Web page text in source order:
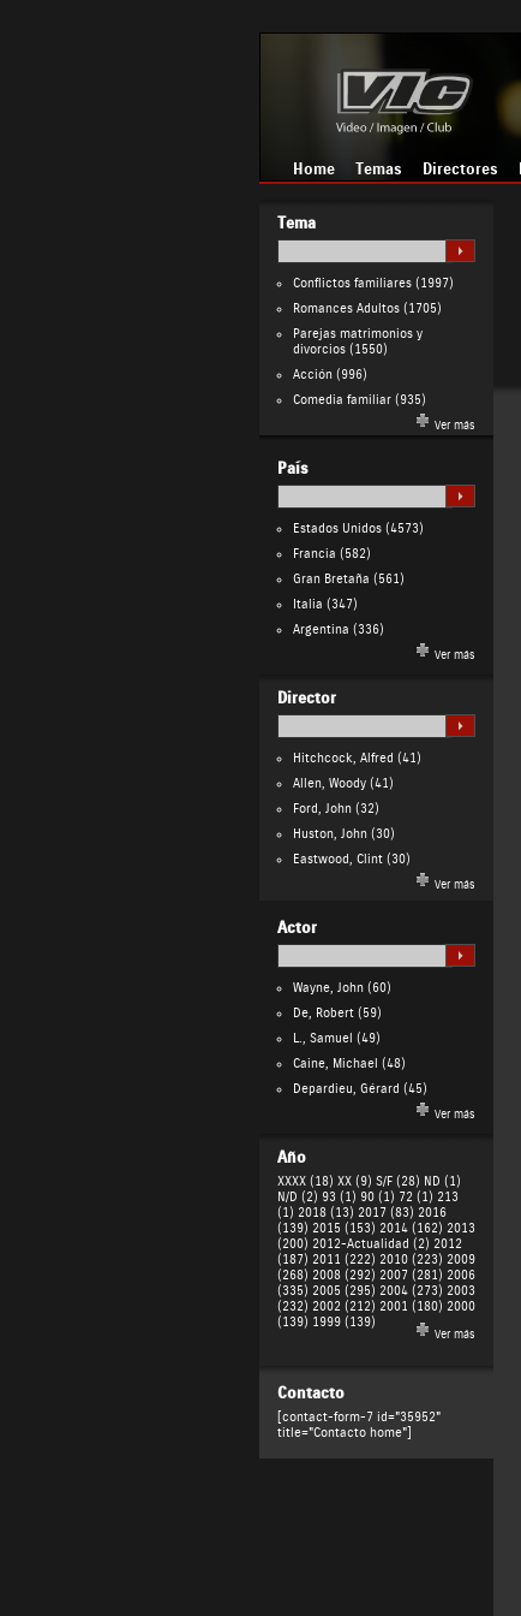
Home Temas Directores
Tema
Conflictos familiares(1997)
Romances Adultos(1705)
Parejas matrimonios y
divorcios(1550)
Acción(996)
Comedia familiar(935)
Ver más
País
Estados Unidos(4573)
Francia (582)
Gran Bretaña (561)
Italia (347)
Argentina (336)
Ver más
Director
Hitchcock, Alfred (41)
Allen, Woody(41)
Ford, John(32)
Huston, John(30)
Eastwood, Clint(30)
Ver más
Actor
Wayne, John(60)
De, Robert(59)
L., Samuel (49)
Caine, Michael (48)
Depardieu, Gérard (45)
Ver más
Año
XXXX (18) XX (9) S/F (28) ND (1)
N/D (2) 93 (1) 90 (1) 72 (1) 213
(1) 2018 (13) 2017 (83) 2016
(139) 2015 (153) 2014 (162) 2013
(200) 2012-Actualidad (2) 2012
(187) 2011 (222) 2010 (223) 2009
(268) 2008 (292) 2007 (281) 2006
(335) 2005 (295) 2004 (273) 2003
(232) 2002 (212) 2001 (180) 2000
(139) 1999 (139)
Ver más
Contacto
[contact-form-7 id="35952"
title="Contacto home"]